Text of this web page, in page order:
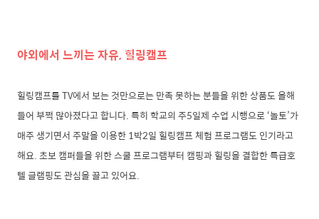
야외에서 느끼는 자유, 힐링캠프
힐링캠프를 TV에서 보는 것만으로는 만족 못하는 분들을 위한 상품도 올해
들어 부쩍 많아졌다고 합니다. 특히 학교의 주5일제 수업 시행으로 ‘놀토’가
매주 생기면서 주말을 이용한 1박2일 힐링캠프 체험 프로그램도 인기라고
해요. 초보 캠퍼들을 위한 스쿨 프로그램부터 캠핑과 힐링을 결합한 특급호
텔 글램핑도 관심을 끌고 있어요.